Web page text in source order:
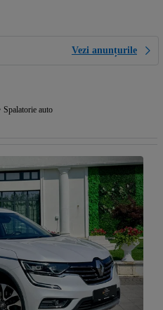
Vezi anunțurile
Spalatorie auto